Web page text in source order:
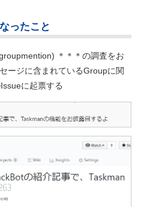
ったこと
＊＊＊の調査をお
ージに含まれているGroupに関
に起票する